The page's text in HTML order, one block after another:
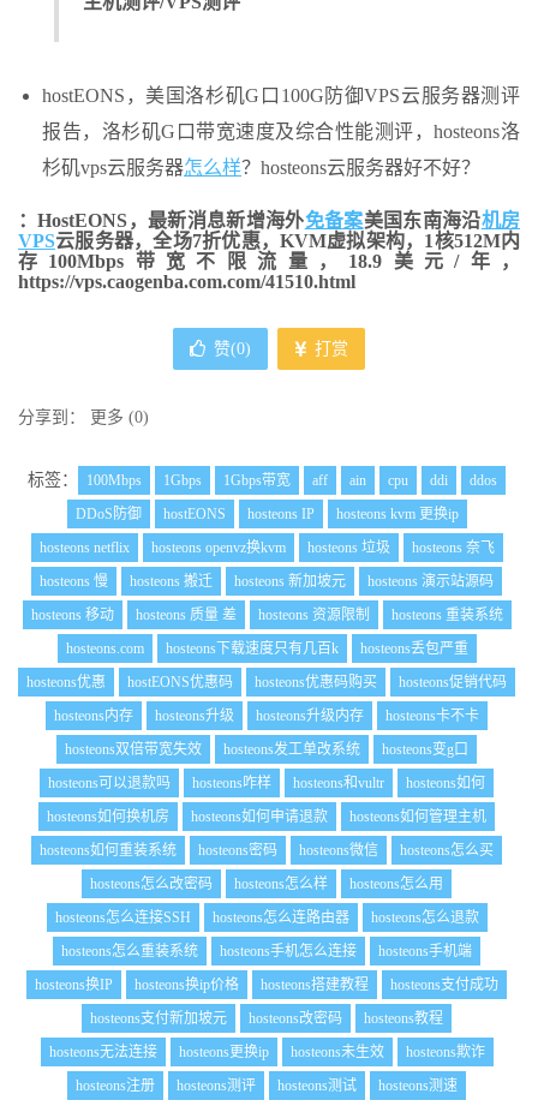
hostEONS，美国洛杉矶G口100G防御VPS云服务器测评
报告，洛杉矶G口带宽速度及综合性能测评，hosteons洛
杉矶vps云服务器怎么样？hosteons云服务器好不好？
：HostEONS，最新消息新增海外免备案美国东南海沿机房
VPS云服务器，全场7折优惠，KVM虚拟架构，1核512M内
存100Mbps带宽不限流量，18.9美元/年，
https://vps.caogenba.com.com/41510.html
赞(0) 打赏
分享到： 更多 (0)
标签： 100Mbps 1Gbps 1Gbps带宽 aff ain cpu ddi
ddos
DDoS防御
hostEONS hosteons IP
hosteons kvm 更换ip
hosteons netflix
hosteons openvz换kvm hosteons 垃圾
hosteons 奈飞
hosteons 慢
hosteons 搬迁 hosteons 新加坡元
hosteons 演示站源码
hosteons 移动
hosteons 质量 差 hosteons 资源限制
hosteons 重装系统
hosteons.com
hosteons下载速度只有几百k
hosteons丢包严重
hosteons优惠
hostEONS优惠码 hosteons优惠码购买
hosteons促销代码
hosteons内存
hosteons升级 hosteons升级内存
hosteons卡不卡
hosteons双倍带宽失效
hosteons发工单改系统
hosteons变g口
hosteons可以退款吗
hosteons咋样 hosteons和vultr
hosteons如何
hosteons如何换机房
hosteons如何申请退款
hosteons如何管理主机
hosteons如何重装系统
hosteons密码 hosteons微信
hosteons怎么买
hosteons怎么改密码
hosteons怎么样
hosteons怎么用
hosteons怎么连接SSH
hosteons怎么连路由器
hosteons怎么退款
hosteons怎么重装系统
hosteons手机怎么连接
hosteons手机端
hosteons换IP
hosteons换ip价格 hosteons搭建教程
hosteons支付成功
hosteons支付新加坡元
hosteons改密码
hosteons教程
hosteons无法连接
hosteons更换ip hosteons未生效
hosteons欺诈
hosteons注册
hosteons测评 hosteons测试
hosteons测速